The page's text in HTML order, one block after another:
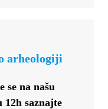
arheologiji
se na našu
12h saznajte